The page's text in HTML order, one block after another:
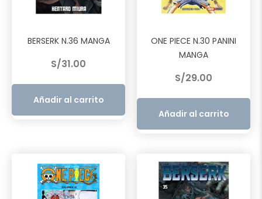
BERSERK N.36 MANGA
S/31.00
Añadir al carrito
ONE PIECE N.30 PANINI
MANGA
S/29.00
Añadir al carrito